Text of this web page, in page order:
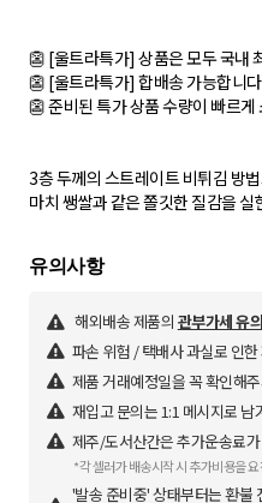
👺 [울트라특가] 상품은 모두 국내
👺 [울트라특가] 합배송 가능합니
👺 준비된 특가 상품 수량이 빠르
3층 두께의 스트레이트 비튀김 방
마치 쌩쌀과 같은 쫄깃한 질감을
유의사항
해외배송 제품의 관부가세 유
파손 위험 / 택배사 과실로 인
제품 거래예정일을 꼭 확인해
재입고 문의는 1:1 메시지로
제주/도서산간은 추가운송료
*각 셀러가 배송시작 시 추가비용을
'발송 준비중' 상태부터는 환불